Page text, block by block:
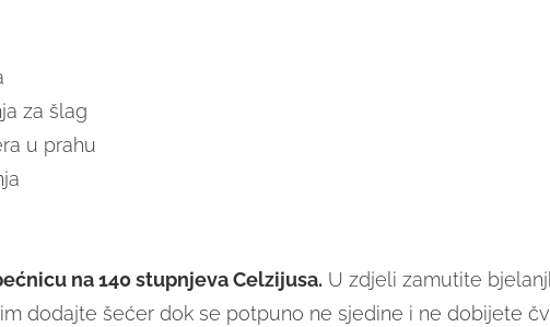
za šlag
u prahu
na 140 stupnjeva Celzijusa. U zdjeli zamutite
dodajte šećer dok se potpuno ne sjedine i ne dobijete